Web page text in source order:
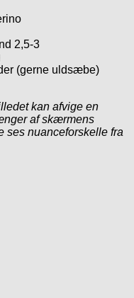
2,5-3
(gerne uldsæbe)
kan afvige en
af skærmens
ses nuanceforskelle fra